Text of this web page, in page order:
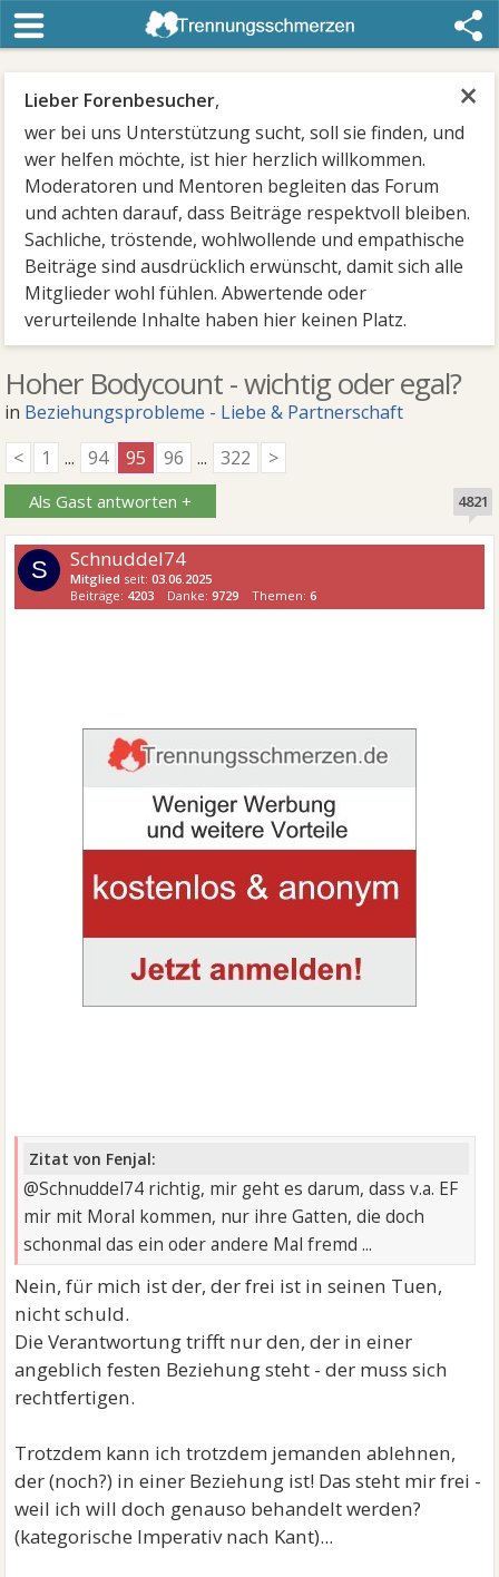
×
Lieber Forenbesucher,
wer bei uns Unterstützung sucht, soll sie finden, und
wer helfen möchte, ist hier herzlich willkommen.
Moderatoren und Mentoren begleiten das Forum
und achten darauf, dass Beiträge respektvoll bleiben.
Sachliche, tröstende, wohlwollende und empathische
Beiträge sind ausdrücklich erwünscht, damit sich alle
Mitglieder wohl fühlen. Abwertende oder
verurteilende Inhalte haben hier keinen Platz.
Hoher Bodycount - wichtig oder egal?
in Beziehungsprobleme - Liebe & Partnerschaft
<
1 ... 94 95 96 ... 322 >
Als Gast antworten + 4821
S Schnuddel74
Mitglied seit:03.06.2025
Beiträge: 4203 Danke:9729 Themen:6
Zitat von Fenjal:
@Schnuddel74 richtig, mir geht es darum, dass v.a. EF
mir mit Moral kommen, nur ihre Gatten, die doch
schonmal das ein oder andere Mal fremd ...
Nein, für mich ist der, der frei ist in seinen Tuen,
nicht schuld.
Die Verantwortung trifft nur den, der in einer
angeblich festen Beziehung steht - der muss sich
rechtfertigen.
Trotzdem kann ich trotzdem jemanden ablehnen,
der (noch?) in einer Beziehung ist! Das steht mir frei -
weil ich will doch genauso behandelt werden?
(kategorische Imperativ nach Kant)...